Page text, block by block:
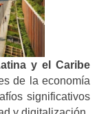
y el Caribe
de la economía
significativos